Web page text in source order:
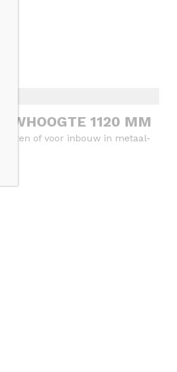
1120 MM
of voor inbouw in metaal-